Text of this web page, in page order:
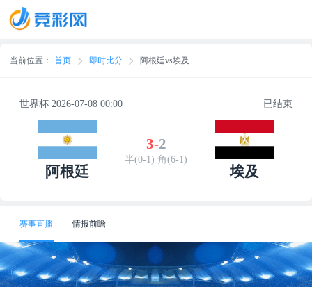
当前位置： 首页 即时比分 阿根廷vs埃及
世界杯 2026-07-08 00:00 已结束
阿根廷
3-2
半(0-1) 角(6-1)
埃及
赛事直播 情报前瞻